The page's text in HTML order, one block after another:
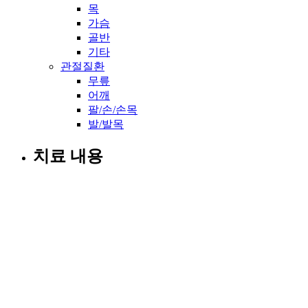
목
가슴
골반
기타
관절질환
무릎
어깨
팔/손/손목
발/발목
치료 내용